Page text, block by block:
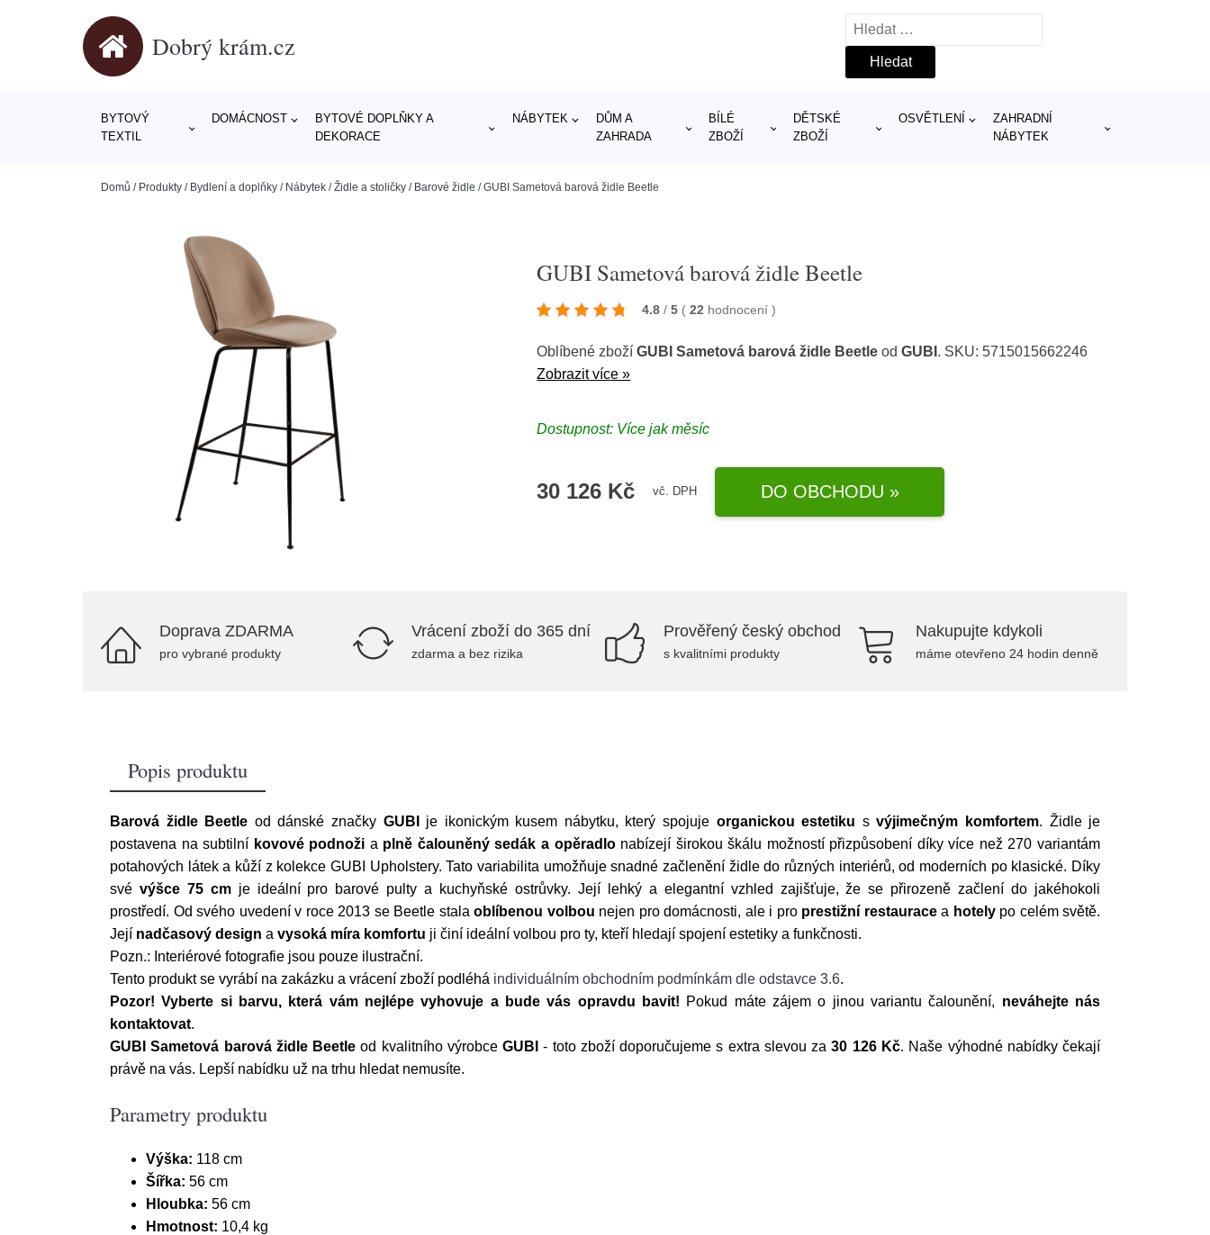
Dobrý krám.cz
Vyhledávání
BYTOVÝ
TEXTIL
DOMÁCNOST
BYTOVÉ DOPLŇKY A
DEKORACE
NÁBYTEK
DŮM A
ZAHRADA
BÍLÉ
ZBOŽÍ
DĚTSKÉ
ZBOŽÍ
OSVĚTLENÍ
ZAHRADNÍ
NÁBYTEK
Domů / Produkty / Bydlení a doplňky / Nábytek /Židle a stoličky / Barové židle /GUBI Sametová barová židle Beetle
GUBI Sametová barová židle Beetle
4.8 / 5 ( 22 hodnocení)
Oblíbené zbožíGUBI Sametová barová židle Beetle odGUBI . SKU: 5715015662246
Zobrazit více »
Dostupnost: Více jak měsíc
30 126 Kč vč. DPH DO OBCHODU »
Doprava ZDARMA
pro vybrané produkty
Vrácení zboží do 365 dní
zdarma a bez rizika
Prověřený český obchod
s kvalitními produkty
Nakupujte kdykoli
máme otevřeno 24 hodin denně
Popis produktu
Barová židle Beetle od dánské značky GUBI je ikonickým kusem nábytku, který spojuje organickou estetiku svýjimečným komfortem. Židle je
postavena na subtilní kovové podnoži a plně čalouněný sedák a opěradlonabízejí širokou škálu možností přizpůsobení díky více než 270 variantám
potahových látek a kůží z kolekce GUBI Upholstery. Tato variabilita umožňuje snadné začlenění židle do různých interiérů, od moderních po klasické. Díky
své výšce 75 cmje ideální pro barové pulty a kuchyňské ostrůvky. Její lehký a elegantní vzhled zajišťuje, že se přirozeně začlení do jakéhokoli
prostředí. Od svého uvedení v roce 2013 se Beetle stala oblíbenou volbou nejen pro domácnosti, ale i pro prestižní restaurace a hotelypo celém světě.
Její nadčasový design a vysoká míra komfortu ji činí ideální volbou pro ty, kteří hledají spojení estetiky a funkčnosti.
Pozn.: Interiérové fotografie jsou pouze ilustrační.
Tento produkt se vyrábí na zakázku a vrácení zboží podléhá individuálním obchodním podmínkám dle odstavce 3.6.
Pozor! Vyberte si barvu, která vám nejlépe vyhovuje a bude vás opravdu bavit! Pokud máte zájem o jinou variantu čalounění, neváhejte nás
kontaktovat.
GUBI Sametová barová židle Beetle od kvalitního výrobceGUBI - toto zboží doporučujeme s extra slevou za30 126 Kč. Naše výhodné nabídky čekají
právě na vás. Lepší nabídku už na trhu hledat nemusíte.
Parametry produktu
Výška: 118 cm
Šířka: 56 cm
Hloubka: 56 cm
Hmotnost: 10,4 kg